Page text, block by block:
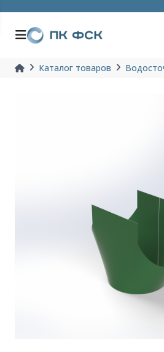
Каталог товаров